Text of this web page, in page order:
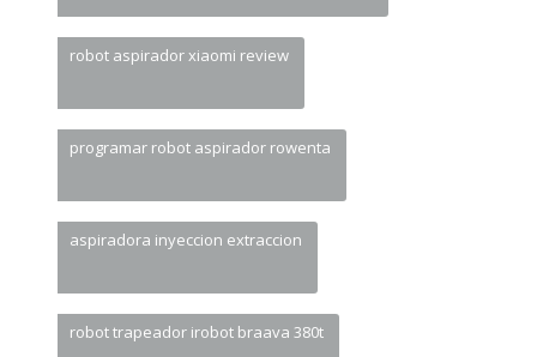
robot aspirador xiaomi review
programar robot aspirador rowenta
aspiradora inyeccion extraccion
robot trapeador irobot braava 380t